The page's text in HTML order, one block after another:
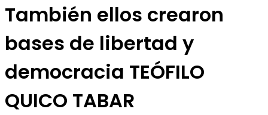
También ellos crearon
bases de libertad y
democracia TEÓFILO
QUICO TABAR